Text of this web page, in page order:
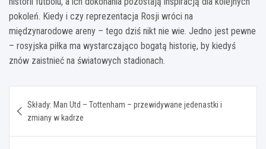
pokoleń. Kiedy i czy reprezentacja Rosji wróci na
międzynarodowe areny – tego dziś nikt nie wie. Jedno jest pewne
– rosyjska piłka ma wystarczająco bogatą historię, by kiedyś
znów zaistnieć na światowych stadionach.
wpisu
Składy: Man Utd – Tottenham – przewidywane jedenastki i
zmiany w kadrze